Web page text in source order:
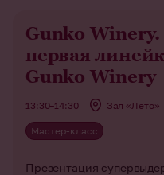
Gunko
первая
Gunko Winery
13:30–14:30 Зал «Лето»
Мастер-класс
Презентация